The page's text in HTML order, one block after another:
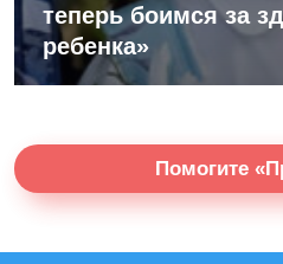
теперь боимся за
ребенка»
Помогите